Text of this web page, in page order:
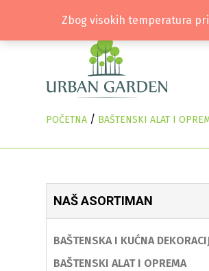
POČETNA / BAŠTENSKI ALAT I
NAŠ ASORTIMAN
BAŠTENSKA I KUĆNA
BAŠTENSKI ALAT I OPREMA
Zbog visokih temperatura